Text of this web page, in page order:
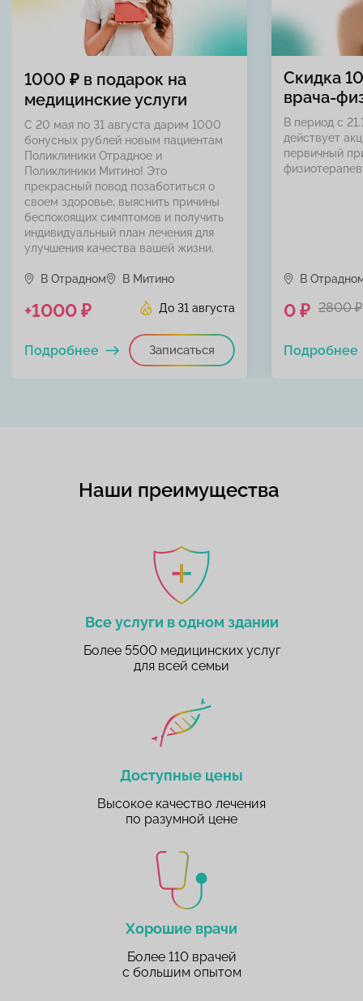
1000 ₽ в подарок на
медицинские услуги
С 20 мая по 31 августа дарим 1000
бонусных рублей новым пациентам
Поликлиники Отрадное и
Поликлиники Митино! Это
прекрасный повод позаботиться о
своем здоровье, выяснить причины
беспокоящих симптомов и получить
индивидуальный план лечения для
улучшения качества вашей жизни.
В Отрадном В Митино
До 31 августа
+1000 ₽
Записаться
Подробнее
Скидка
врача-
В период с
действует
первичный
В
0 ₽ 2800 ₽
Подробнее
Наши преимущества
Все услуги в одном здании
Более 5500 медицинских услуг
для всей семьи
Доступные цены
Высокое качество лечения
по разумной цене
Хорошие врачи
Более 110 врачей
с большим опытом